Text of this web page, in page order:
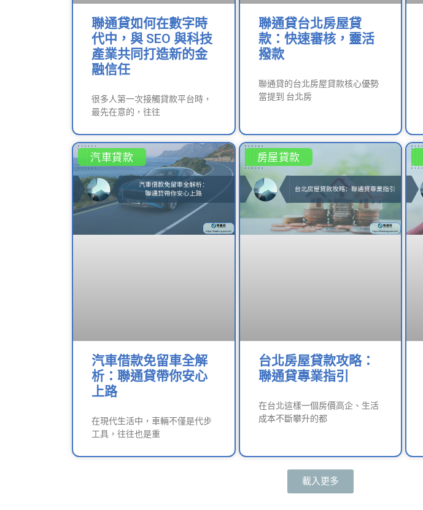
聯通貸如何在數字時
代中，與 SEO 與科技
產業共同打造新的金
融信任
很多人第一次接觸貸款平台時，
最先在意的，往往
聯通貸台北房屋貸
款：快速審核，靈活
撥款
聯通貸的台北房屋貸款核心優勢
當提到 台北房
汽車貸款
汽車借款免留車全解
析：聯通貸帶你安心
上路
在現代生活中，車輛不僅是代步
工具，往往也是重
房屋貸款
台北房屋貸款攻略：
聯通貸專業指引
在台北這樣一個房價高企、生活
成本不斷攀升的都
載入更多